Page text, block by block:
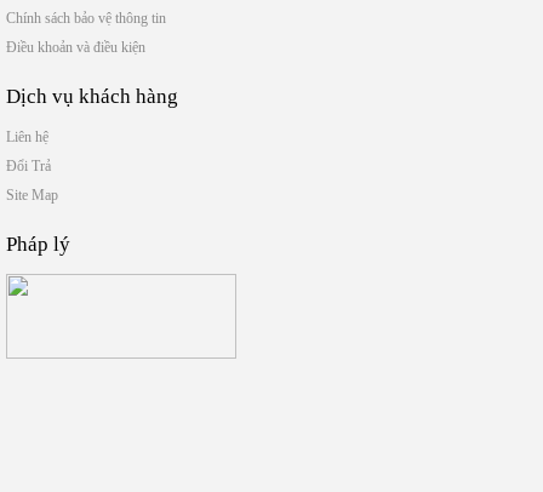
Chính sách bảo vệ thông tin
Điều khoản và điều kiện
Dịch vụ khách hàng
Liên hệ
Đổi Trả
Site Map
Pháp lý